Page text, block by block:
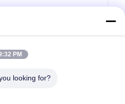
PM
looking for?